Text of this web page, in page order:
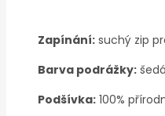
Zapínání: suchý zip
Barva podrážky: šedá
Podšívka: 100%